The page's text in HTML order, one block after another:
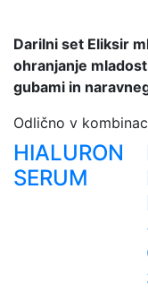
Darilni set Eliksir
ohranjanje
gubami in
Odlično v
HIALURON
SERUM